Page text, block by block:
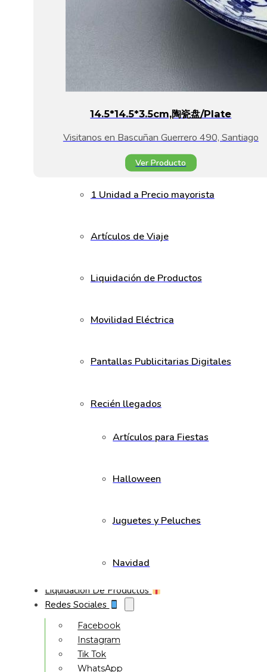
14.5*14.5*3.5cm,陶瓷盘/plate
Visitanos en Bascuñan Guerrero 490, Santiago
Ver Producto
1 Unidad a Precio mayorista
Artículos de Viaje
Liquidación de Productos
Movilidad Eléctrica
Pantallas Publicitarias Digitales
Recién llegados
Artículos para Fiestas
Halloween
Juguetes y Peluches
Navidad
Liquidación De Productos
Redes Sociales
Facebook
Instagram
Tik Tok
WhatsApp